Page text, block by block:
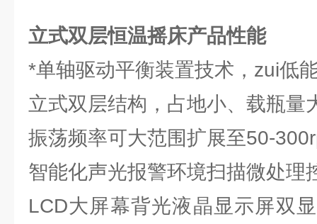
立式双层恒温摇床产品性能
*单轴驱动平衡装置技术，zui低
立式双层结构，占地小、载瓶量
振荡频率可大范围扩展至50-
智能化声光报警环境扫描微处理
LCD大屏幕背光液晶显示屏双